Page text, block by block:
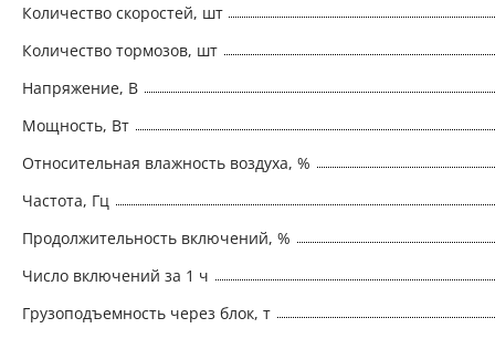
Количество скоростей, шт
Количество тормозов, шт
Напряжение, В
Мощность, Вт
Относительная влажность воздуха, %
Частота, Гц
Продолжительность включений, %
Число включений за 1 ч
Грузоподъемность через блок, т